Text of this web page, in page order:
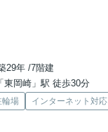
29年 /7階建
東岡崎」駅 徒歩30分
輪場 インターネット対応